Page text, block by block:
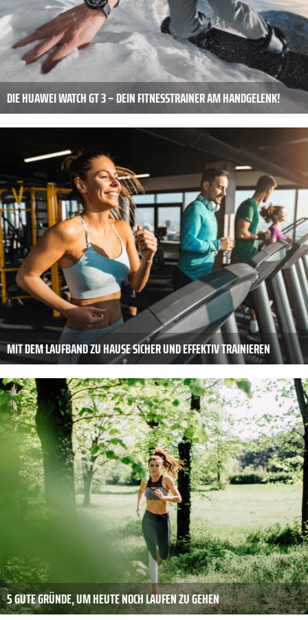
DIE HUAWEI WATCH GT 3 – DEIN FITNESSTRAINER AM HANDGELENK!
MIT DEM LAUFBAND ZU HAUSE SICHER UND EFFEKTIV TRAINIEREN
5 GUTE GRÜNDE, UM HEUTE NOCH LAUFEN ZU GEHEN